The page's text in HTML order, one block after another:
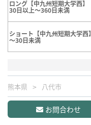
ロング【中九州短期大学西】
30日以上～360日未満
ショート【中九州短期大学西】
～30日未満
熊本県 八代市
お問合わせ